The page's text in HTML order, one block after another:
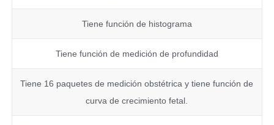
Tiene función de histograma
Tiene función de medición de profundidad
Tiene 16 paquetes de medición obstétrica y tiene función de
curva de crecimiento fetal.